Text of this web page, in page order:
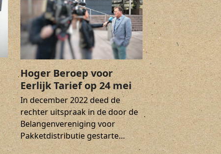
Hoger Beroep voor
Eerlijk Tarief op 24 mei
In december 2022 deed de
rechter uitspraak in de door de
Belangenvereniging voor
Pakketdistributie gestarte…